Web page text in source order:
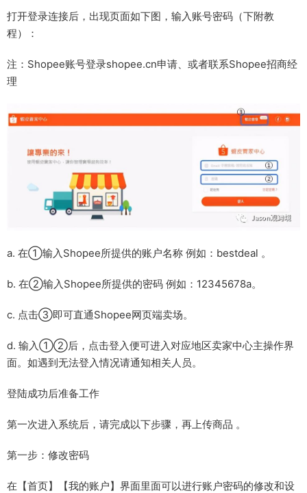
打开登录连接后，出现页面如下图，输入账号密码（下附教
程）：
注：Shopee账号登录shopee.cn申请、或者联系Shopee招商经
理
a. 在①输入Shopee所提供的账户名称 例如：best­deal 。
b. 在②输入Shopee所提供的密码 例如：12345678a。
c. 点击③即可直通Shopee网页端卖场。
d. 输入①②后，点击登入便可进入对应地区卖家中心主操作界
面。如遇到无法登入情况请通知相关人员。
登陆成功后准备工作
第一次进入系统后，请完成以下步骤，再上传商品 。
第一步：修改密码
在【首页】­【我的账户】界面里面可以进行账户密码的修改和设